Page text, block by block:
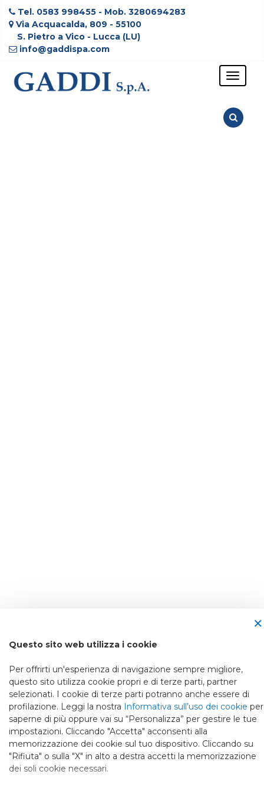
Tel. 0583 998455 - Mob. 3280694283
Via Acquacalda, 809 - 55100
S. Pietro a Vico - Lucca (LU)
info@gaddispa.com
Toggle
×
Questo sito web utilizza i cookie
Per offrirti un'esperienza di navigazione sempre migliore,
questo sito utilizza cookie propri e di terze parti, partner
selezionati. I cookie di terze parti potranno anche essere di
profilazione. Leggi la nostra Informativa sull’uso dei cookie per
saperne di più oppure vai su “Personalizza” per gestire le tue
impostazioni. Cliccando "Accetta" acconsenti alla
memorizzazione dei cookie sul tuo dispositivo. Cliccando su
"Rifiuta" o sulla "X" in alto a destra accetti la memorizzazione
dei soli cookie necessari.